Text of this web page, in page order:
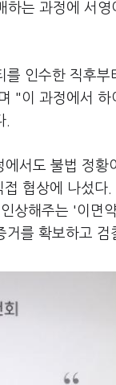
는 과정에 서영
인수한 직후부
"이 과정에서
.
서도 불법 정황
협상에 나섰다
상해주는 '이면
를 확보하고 검